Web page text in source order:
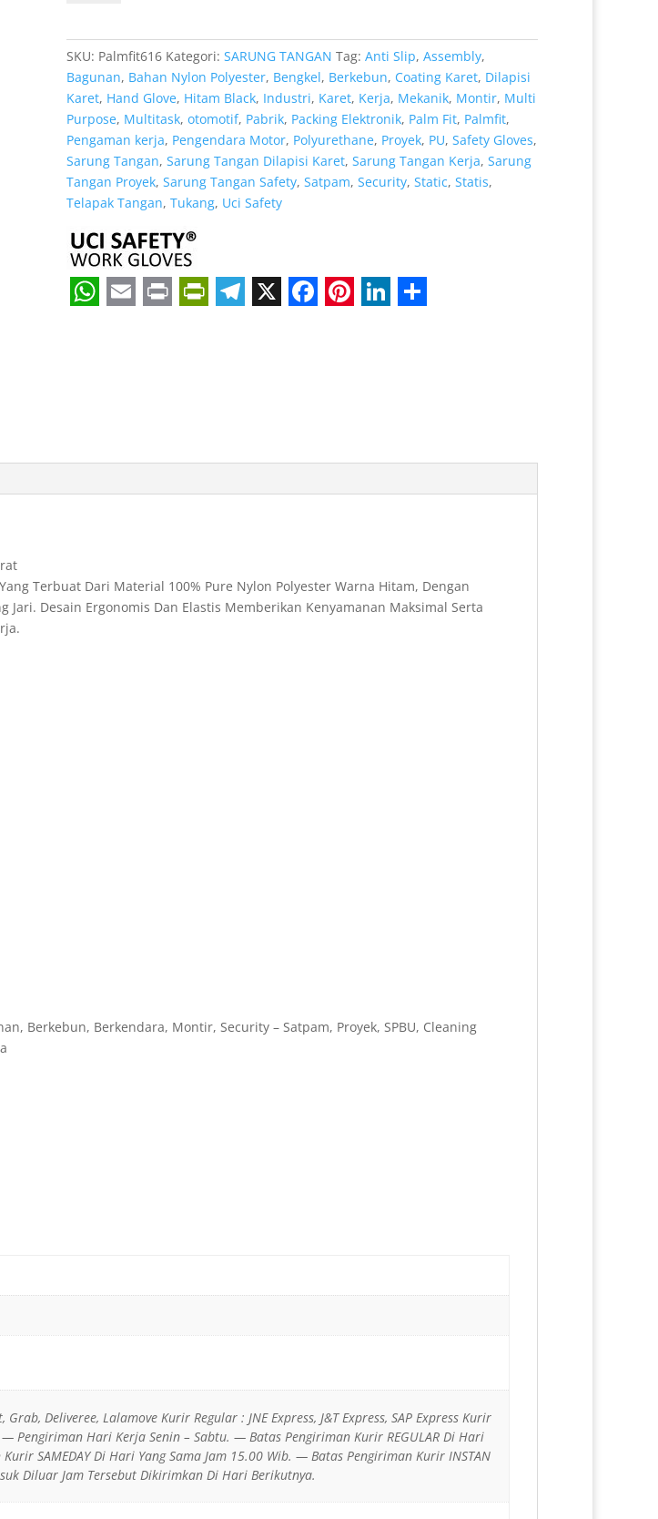
Mekanik
Safety
Resmi
Bekasi
Barat
SKU: Palmfit616 Kategori: SARUNG TANGAN Tag: Anti Slip, Assembly,
Bagunan, Bahan Nylon Polyester, Bengkel, Berkebun, Coating Karet, Dilapisi
Karet, Hand Glove, Hitam Black, Industri, Karet, Kerja, Mekanik, Montir, Multi
Purpose, Multitask, otomotif, Pabrik, Packing Elektronik, Palm Fit, Palmfit,
Pengaman kerja, Pengendara Motor, Polyurethane, Proyek, PU, Safety Gloves,
Sarung Tangan, Sarung Tangan Dilapisi Karet, Sarung Tangan Kerja, Sarung
Tangan Proyek, Sarung Tangan Safety, Satpam, Security, Static, Statis,
Telapak Tangan, Tukang, Uci Safety
A
p
F
r
n
d
r
a
o
o
r
e
d
I
Terbuat Dari Material 100% Pure Nylon Polyester Warna Hitam, Dengan
Jari. Desain Ergonomis Dan Elastis Memberikan Kenyamanan Maksimal Serta
Berkebun, Berkendara, Montir, Security – Satpam, Proyek, SPBU, Cleaning
Deliveree, Lalamove Kurir Regular : JNE Express, J&T Express, SAP Express Kurir
— Pengiriman Hari Kerja Senin – Sabtu. — Batas Pengiriman Kurir REGULAR Di Hari
SAMEDAY Di Hari Yang Sama Jam 15.00 Wib. — Batas Pengiriman Kurir INSTAN
Diluar Jam Tersebut Dikirimkan Di Hari Berikutnya.